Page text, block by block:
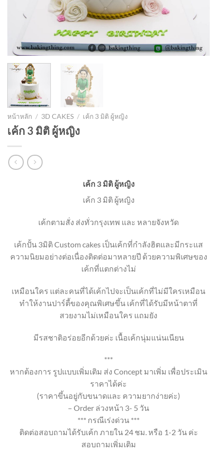
หน้าหลัก / 3D CAKES / เค้ก 3 มิติ ผู้หญิง
เค้ก 3 มิติ ผู้หญิง
เค้ก 3 มิติ ผู้หญิง
เค้ก 3 มิติ ผู้หญิง
เค้กตามสั่ง ส่งทั่วกรุงเทพ และ หลายจังหวัด
เค้กปั้น 3มิติ Custom cakes เป็นเค้กที่กำลังฮิตและมีกระแส
ความนิยมอย่างต่อเนื่องติดต่อมาหลายปี ด้วยความพิเศษของ
เค้กที่แตกต่างไม่
เหมือนใคร แต่ละคนที่ได้เค้กไปจะเป็นเค้กที่ไม่มีใครเหมือน
ทำให้งานปาร์ตี้ของคุณพิเศษขึ้น เค้กที่ได้รับมีหน้าตาที่
สวยงามไม่เหมือนใคร แถมยัง
มีรสชาติอร่อยอีกด้วยค่ะ เนื้อเค้กนุ่มแน่นเนียน
***
หากต้องการ รูปแบบเพิ่มเติม ส่ง Concept มาเพิ่ม เพื่อประเมิน
ราคาได้ค่ะ
(ราคาขึ้นอยู่กับขนาดและ ความยากง่ายค่ะ)
– Order ล่วงหน้า 3- 5 วัน
*** กรณีเร่งด่วน ***
ติดต่อสอบถามได้รับเค้ก ภายใน 24 ชม. หรือ 1-2 วัน ค่ะ
สอบถามเพิ่มเติม